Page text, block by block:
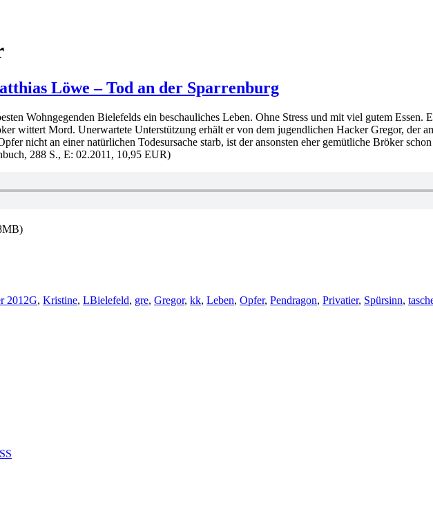
Löwe – Tod an der Sparrenburg
Wohngegenden Bielefelds ein beschauliches Leben. Ohne Stress und mit viel gutem Essen.
wittert Mord. Unerwartete Unterstützung erhält er von dem jugendlichen Hacker Gregor, der
nicht an einer natürlichen Todesursache starb, ist der ansonsten eher gemütliche Bröker
288 S., E: 02.2011, 10,95 EUR)
2012G, Kristine, LBielefeld, gre, Gregor, kk, Leben, Opfer, Pendragon, Privatier, Spürsinn,